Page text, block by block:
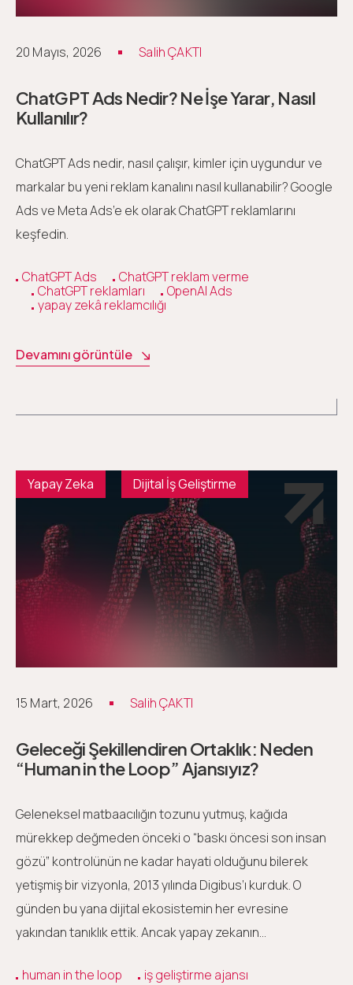
20 Mayıs, 2026 Salih ÇAKTI
ChatGPT Ads Nedir? Ne İşe Yarar, Nasıl
Kullanılır?
ChatGPT Ads nedir, nasıl çalışır, kimler için uygundur ve
markalar bu yeni reklam kanalını nasıl kullanabilir? Google
Ads ve Meta Ads’e ek olarak ChatGPT reklamlarını
keşfedin.
ChatGPT Ads
ChatGPT reklam verme
ChatGPT reklamları
OpenAI Ads
yapay zekâ reklamcılığı
Devamını görüntüle
Yapay Zeka Dijital İş Geliştirme
15 Mart, 2026 Salih ÇAKTI
Geleceği Şekillendiren Ortaklık: Neden
“Human in the Loop” Ajansıyız?
Geleneksel matbaacılığın tozunu yutmuş, kağıda
mürekkep değmeden önceki o “baskı öncesi son insan
gözü” kontrolünün ne kadar hayati olduğunu bilerek
yetişmiş bir vizyonla, 2013 yılında Digibus’ı kurduk. O
günden bu yana dijital ekosistemin her evresine
yakından tanıklık ettik. Ancak yapay zekanın…
human in the loop iş geliştirme ajansı